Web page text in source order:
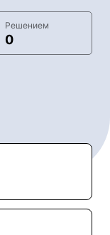
Решением
0